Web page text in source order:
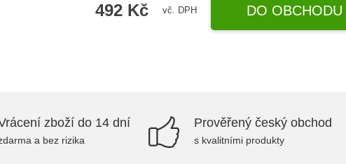
492 Kč vč. DPH DO OBCHODU
zboží do 14 dní
a bez rizika
Prověřený český obchod
s kvalitními produkty